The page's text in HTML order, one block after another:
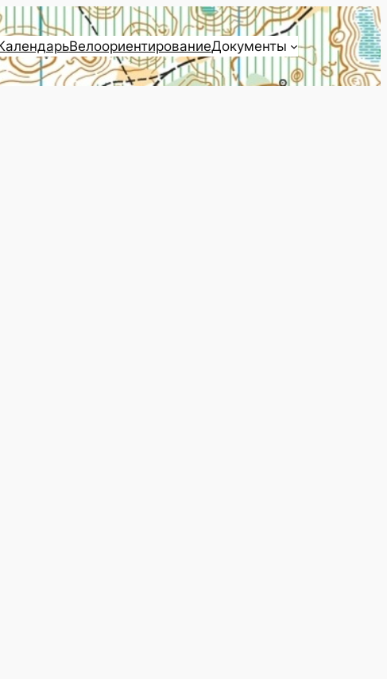
ВелоориентированиеДокументы